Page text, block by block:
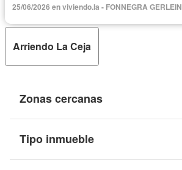
25/06/2026 en viviendo.la - FONNEGRA GERLEIN
Arriendo La Ceja
Zonas cercanas
Tipo inmueble